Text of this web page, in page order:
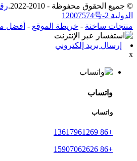
© جميع الحقوق محفوظة - 2010-2022.
الدولية 12007574号-2
منتجات ساخنة - خريطة الموقع - أفضل
إرسال بريد إلكتروني
x
واتساب
واتساب
+86 13617961269
+86 15907062626